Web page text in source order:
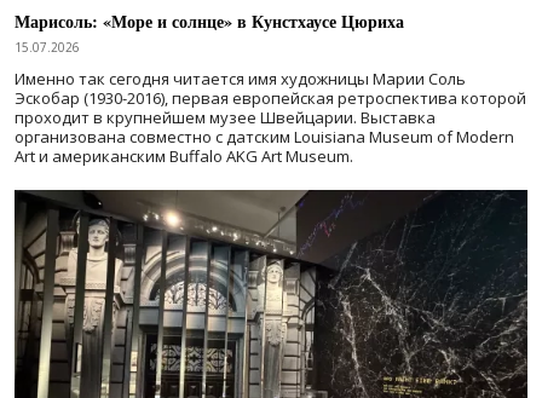
Марисоль: «Море и солнце» в Кунстхаусе Цюриха
15.07.2026
Именно так сегодня читается имя художницы Марии Соль
Эскобар (1930-2016), первая европейская ретроспектива которой
проходит в крупнейшем музее Швейцарии. Выставка
организована совместно с датским Louisiana Museum of Modern
Art и американским Buffalo AKG Art Museum.